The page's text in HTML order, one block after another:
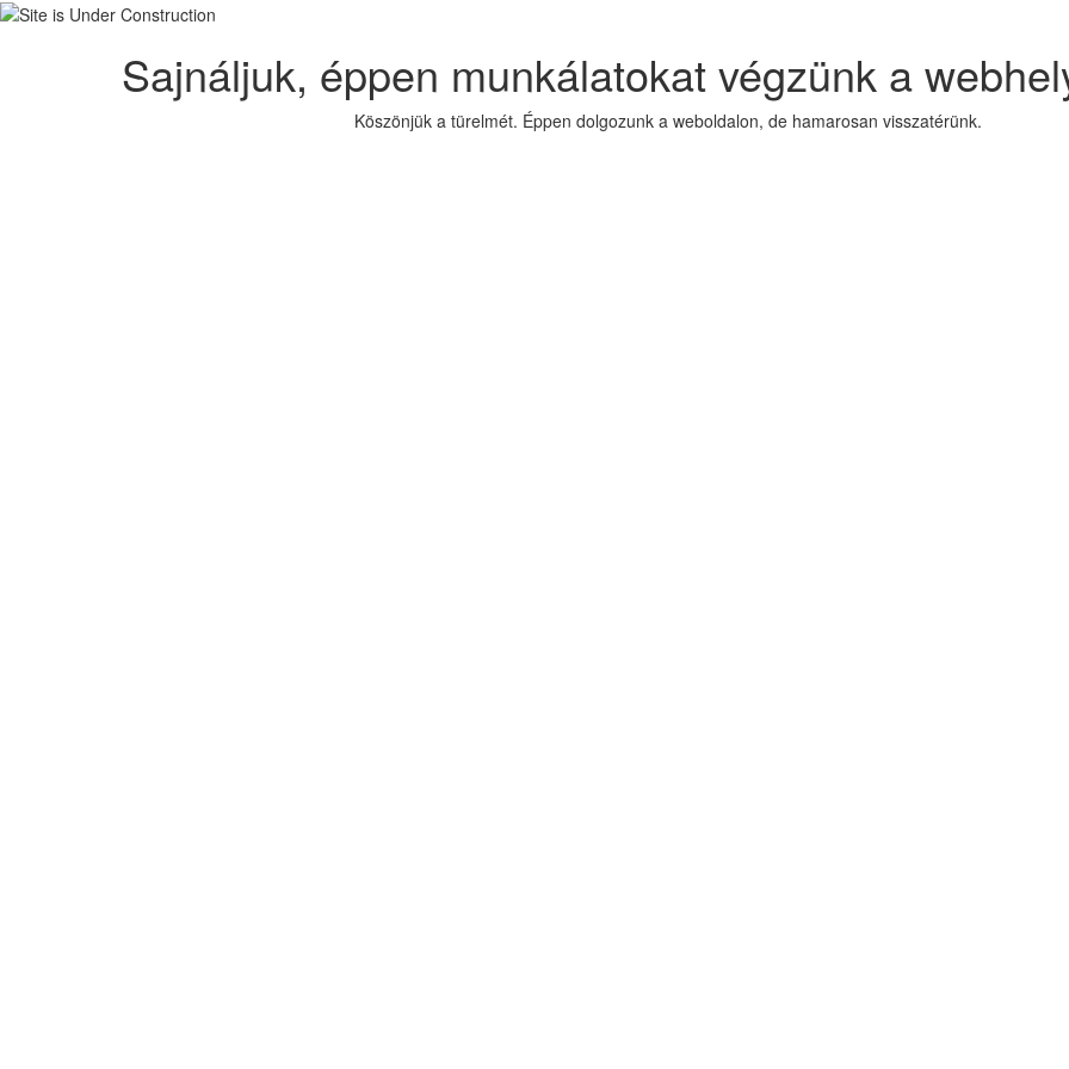
Sajnáljuk, éppen munkálatokat végzünk a
Köszönjük a türelmét. Éppen dolgozunk a weboldalon, de hamarosan visszatérünk.